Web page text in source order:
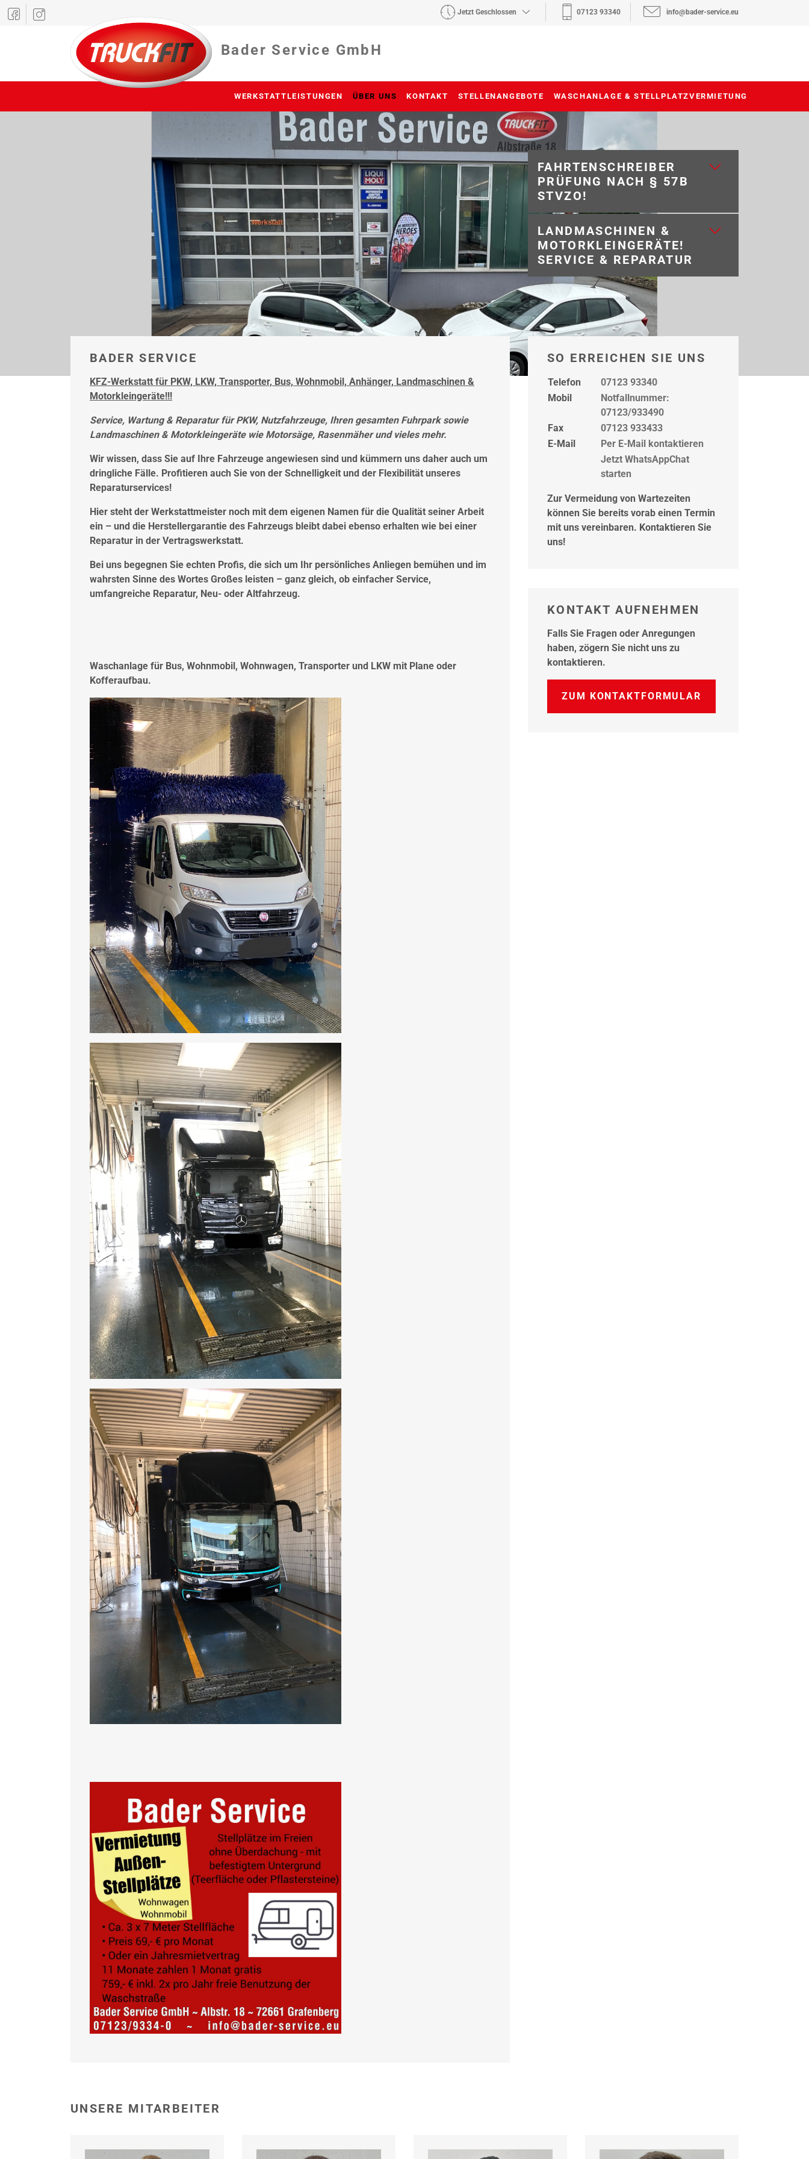
Jetzt Geschlossen 07123 93340 info@bader-service.eu
Bader Service GmbH
WERKSTATTLEISTUNGEN ÜBER UNS KONTAKT STELLENANGEBOTE WASCHANLAGE & STELLPLATZVERMIETUNG
FAHRTENSCHREIBER
PRÜFUNG NACH § 57B
STVZO!
LANDMASCHINEN &
MOTORKLEINGERÄTE!
SERVICE & REPARATUR
BADER SERVICE
KFZ-Werkstatt für PKW, LKW, Transporter, Bus, Wohnmobil, Anhänger, Landmaschinen &
Motorkleingeräte!!!
Service, Wartung & Reparatur für PKW, Nutzfahrzeuge, Ihren gesamten Fuhrpark sowie
Landmaschinen & Motorkleingeräte wie Motorsäge, Rasenmäher und vieles mehr.
Wir wissen, dass Sie auf Ihre Fahrzeuge angewiesen sind und kümmern uns daher auch um
dringliche Fälle. Profitieren auch Sie von der Schnelligkeit und der Flexibilität unseres
Reparaturservices!
Hier steht der Werkstattmeister noch mit dem eigenen Namen für die Qualität seiner Arbeit
ein – und die Herstellergarantie des Fahrzeugs bleibt dabei ebenso erhalten wie bei einer
Reparatur in der Vertragswerkstatt.
Bei uns begegnen Sie echten Profis, die sich um Ihr persönliches Anliegen bemühen und im
wahrsten Sinne des Wortes Großes leisten – ganz gleich, ob einfacher Service,
umfangreiche Reparatur, Neu- oder Altfahrzeug.
Waschanlage für Bus, Wohnmobil, Wohnwagen, Transporter und LKW mit Plane oder
Kofferaufbau.
SO ERREICHEN SIE UNS
Telefon
07123 93340
Mobil
Notfallnummer:
07123/933490
Fax
07123 933433
E-Mail
Per E-Mail kontaktieren
Jetzt WhatsAppChat
starten
Zur Vermeidung von Wartezeiten
können Sie bereits vorab einen Termin
mit uns vereinbaren. Kontaktieren Sie
uns!
KONTAKT AUFNEHMEN
Falls Sie Fragen oder Anregungen
haben, zögern Sie nicht uns zu
kontaktieren.
ZUM KONTAKTFORMULAR
UNSERE MITARBEITER